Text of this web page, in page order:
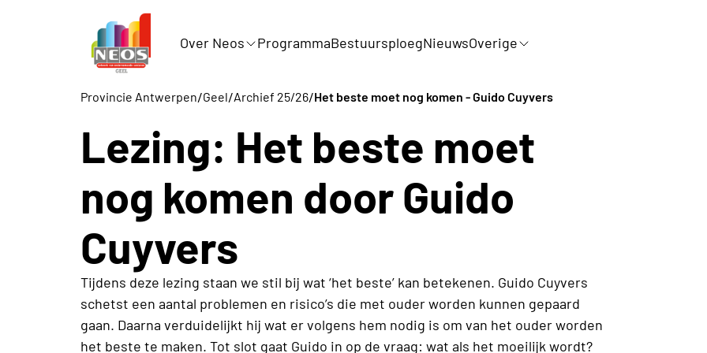
Over Neos ProgrammaBestuursploegNieuwsOverige
Provincie Antwerpen/Geel/Archief 25/26/Het beste moet nog komen - Guido Cuyvers
Lezing: Het beste moet
nog komen door Guido
Cuyvers
Tijdens deze lezing staan we stil bij wat ‘het beste’ kan betekenen. Guido Cuyvers
schetst een aantal problemen en risico’s die met ouder worden kunnen gepaard
gaan. Daarna verduidelijkt hij wat er volgens hem nodig is om van het ouder worden
het beste te maken. Tot slot gaat Guido in op de vraag: wat als het moeilijk wordt?